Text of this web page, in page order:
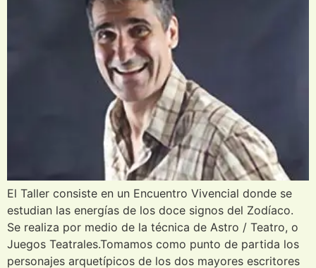
El Taller consiste en un Encuentro Vivencial donde se
estudian las energías de los doce signos del Zodíaco.
Se realiza por medio de la técnica de Astro / Teatro, o
Juegos Teatrales.Tomamos como punto de partida los
personajes arquetípicos de los dos mayores escritores